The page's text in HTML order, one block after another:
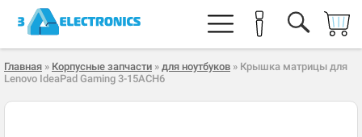
Главная » Корпусные запчасти » для ноутбуков » Крышка матрицы для
Lenovo IdeaPad Gaming 3-15ACH6